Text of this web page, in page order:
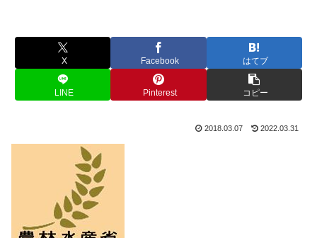
X Facebook はてブ
LINE Pinterest コピー
2018.03.07 2022.03.31